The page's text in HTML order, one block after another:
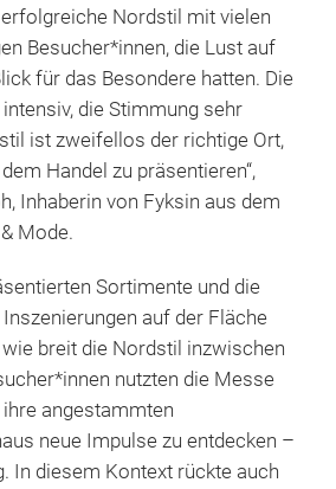
Nordstil mit vielen
Besucher*innen, die Lust auf
für das Besondere hatten. Die
die Stimmung sehr
ist zweifellos der richtige Ort,
Handel zu präsentieren“,
Inhaberin von Fyksin aus dem
Mode.
Sortimente und die
auf der Fläche
breit die Nordstil inzwischen
nutzten die Messe
angestammten
neue Impulse zu entdecken –
In diesem Kontext rückte auch